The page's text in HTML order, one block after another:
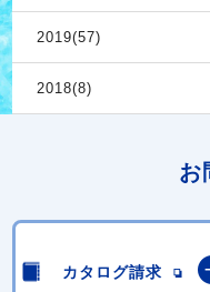
2019(57)
2018(8)
お
カタログ請求